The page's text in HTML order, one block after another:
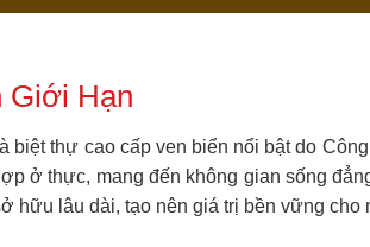
Giới Hạn
biệt thự cao cấp ven biển nổi bật do
ở thực, mang đến không gian sống
hữu lâu dài, tạo nên giá trị bền vững cho